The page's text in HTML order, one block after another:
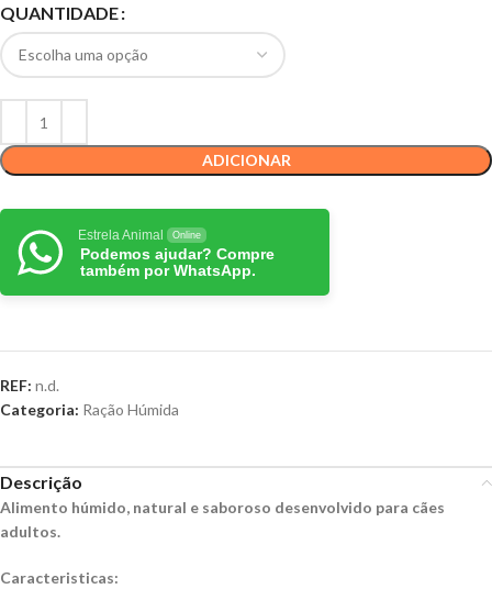
QUANTIDADE
ADICIONAR
Estrela Animal Online
Podemos ajudar? Compre
também por WhatsApp.
REF: n.d.
Categoria: Ração Húmida
Descrição
Alimento húmido, natural e saboroso desenvolvido para cães
adultos.
Caracteristicas: